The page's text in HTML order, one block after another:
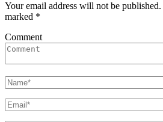
Your email address will not be published.
marked *
Comment